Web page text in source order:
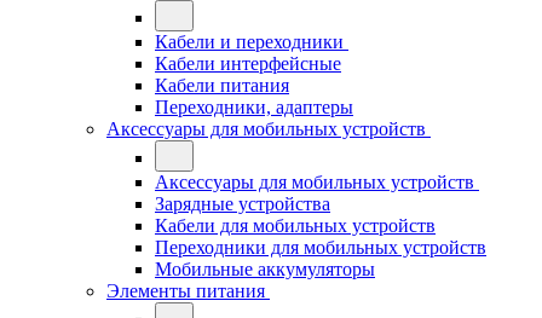
Кабели и переходники
Кабели интерфейсные
Кабели питания
Переходники, адаптеры
Аксессуары для мобильных устройств
Аксессуары для мобильных устройств
Зарядные устройства
Кабели для мобильных устройств
Переходники для мобильных устройств
Мобильные аккумуляторы
Элементы питания